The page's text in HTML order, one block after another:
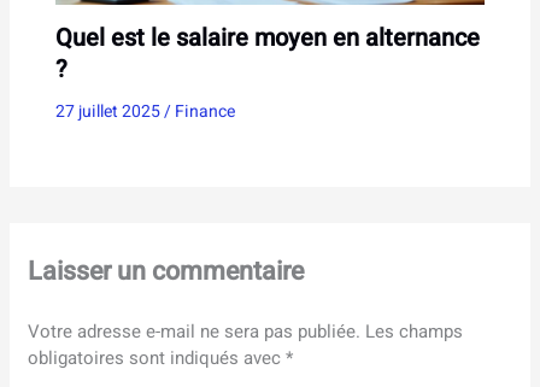
Quel est le salaire moyen en alternance
?
27 juillet 2025/Finance
Laisser un commentaire
Votre adresse e-mail ne sera pas publiée. Les champs
obligatoires sont indiqués avec*